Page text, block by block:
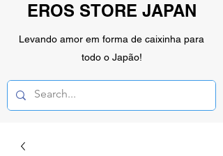
EROS STORE JAPAN
Levando amor em forma de caixinha para
todo o Japão!